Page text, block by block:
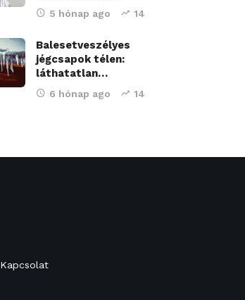
5 hónap ago 14
Balesetveszélyes
jégcsapok télen:
láthatatlan…
6 hónap ago 14
Kapcsolat